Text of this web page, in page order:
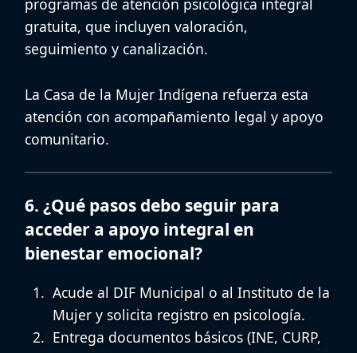
gratuita, que incluyen valoración,
seguimiento y canalización.
La Casa de la Mujer Indígena refuerza esta
atención con acompañamiento legal y apoyo
comunitario.
6. ¿Qué pasos debo seguir para
acceder a apoyo integral en
bienestar emocional?
Acude al DIF Municipal o al Instituto de la
Mujer y solicita registro en psicología.
Entrega documentos básicos (INE, CURP,